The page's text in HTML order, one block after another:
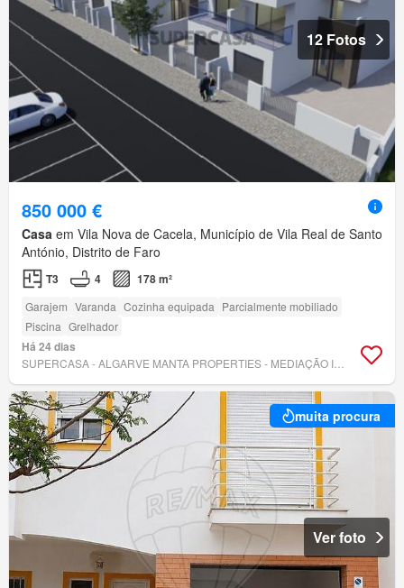
12 Fotos
850 000 €
Casa em Vila Nova de Cacela, Município de Vila Real de Santo
António, Distrito de Faro
T3 4 178 m²
Garajem Varanda Cozinha equipada Parcialmente mobiliado
Piscina Grelhador
Há 24 dias
muita procura
Ver foto